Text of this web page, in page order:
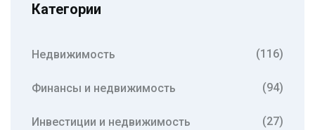
Категории
Недвижимость (116)
Финансы и недвижимость (94)
Инвестиции и недвижимость (27)